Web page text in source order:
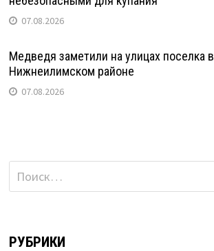
07.08.2026
Медведя заметили на улицах поселка в
Нижнеилимском районе
07.08.2026
Найти:
РУБРИКИ